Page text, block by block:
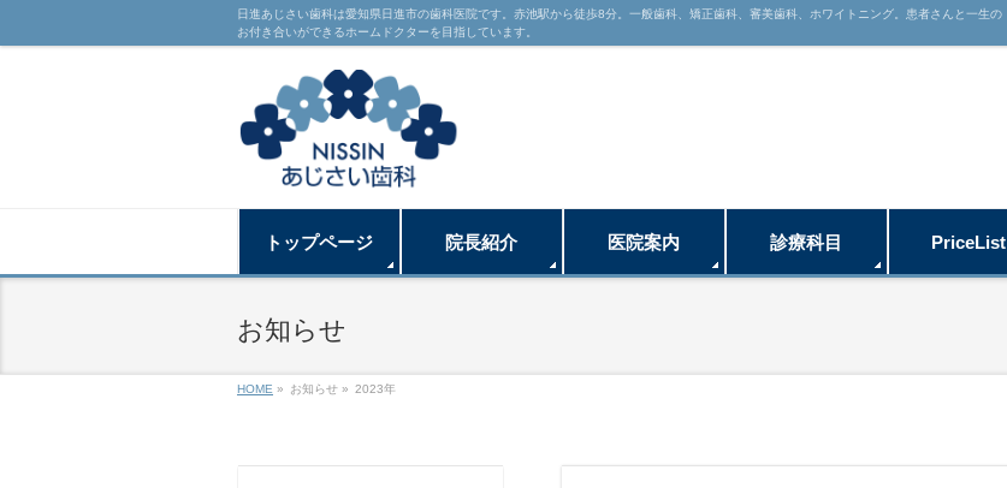
日進あじさい歯科は愛知県日進市の歯科医院です。赤池駅から徒歩8分。一般歯科、矯正歯科、審美歯科、ホワイトニング。患者さんと一生の
お付き合いができるホームドクターを目指しています。
トップページ 院長紹介 医院案内 診療科目 PriceList
お知らせ
HOME » お知らせ » 2023年